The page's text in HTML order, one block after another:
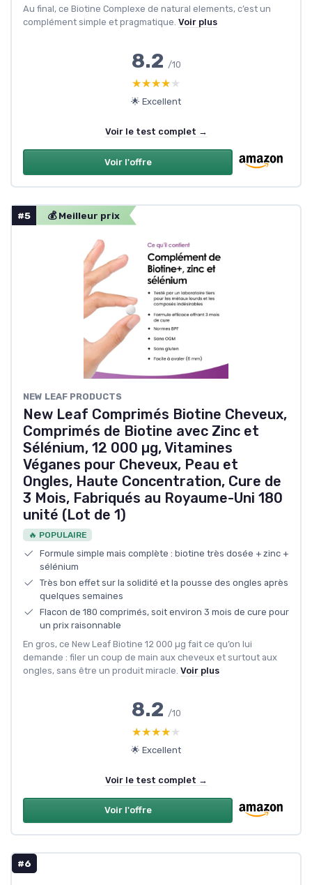
Au final, ce Biotine Complexe de natural elements, c’est un
complément simple et pragmatique. Voir plus
8.2 /10
★★★★★
★★★★★
🌟 Excellent
Voir le test complet →
Voir l'offre
#5 💰 Meilleur prix
NEW LEAF PRODUCTS
New Leaf Comprimés Biotine Cheveux,
Comprimés de Biotine avec Zinc et
Sélénium, 12 000 µg, Vitamines
Véganes pour Cheveux, Peau et
Ongles, Haute Concentration, Cure de
3 Mois, Fabriqués au Royaume-Uni 180
unité (Lot de 1)
🔥 POPULAIRE
Formule simple mais complète : biotine très dosée + zinc +
sélénium
Très bon effet sur la solidité et la pousse des ongles après
quelques semaines
Flacon de 180 comprimés, soit environ 3 mois de cure pour
un prix raisonnable
En gros, ce New Leaf Biotine 12 000 µg fait ce qu’on lui
demande : filer un coup de main aux cheveux et surtout aux
ongles, sans être un produit miracle. Voir plus
8.2 /10
★★★★★
★★★★★
🌟 Excellent
Voir le test complet →
Voir l'offre
#6